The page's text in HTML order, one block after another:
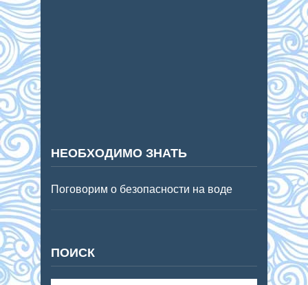
НЕОБХОДИМО ЗНАТЬ
Поговорим о безопасности на воде
ПОИСК